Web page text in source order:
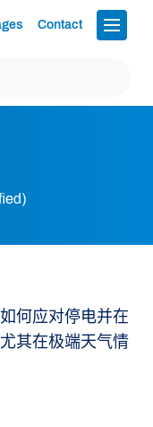
Contact
何应对停电并在
其在极端天气情